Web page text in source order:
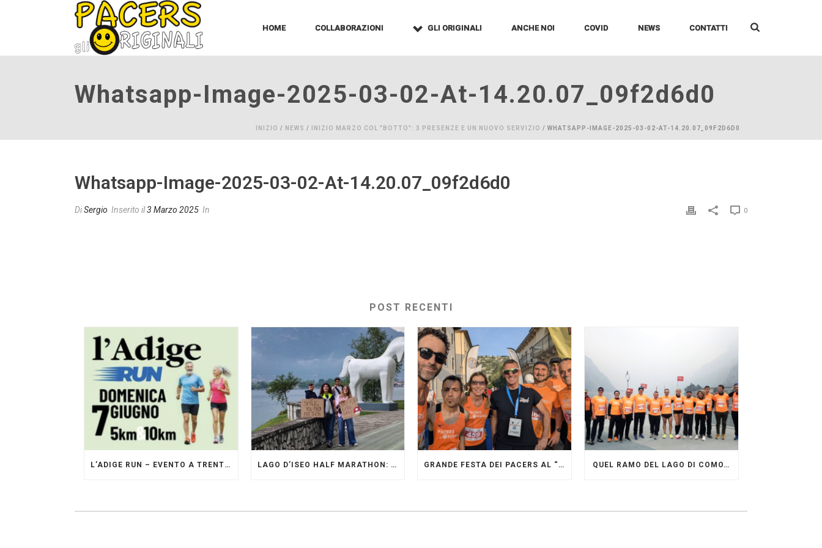
HOME COLLABORAZIONI GLI ORIGINALI ANCHE NOI COVID NEWS CONTATTI
Whatsapp-Image-2025-03-02-At-14.20.07_09f2d6d0
INIZIO / NEWS / INIZIO MARZO COL "BOTTO": 3 PRESENZE E UN NUOVO SERVIZIO / WHATSAPP-IMAGE-2025-03-02-AT-14.20.07_09F2D6D0
Whatsapp-Image-2025-03-02-At-14.20.07_09f2d6d0
DiSergio Inserito il3 Marzo 2025 In 0
POST RECENTI
L’ADIGE RUN – EVENTO A TRENTO GESTITO DAI PACERS GLI ORIGINALI LAGO D’ISEO HALF MARATHON: ORIGINALI PRESENTI GRANDE FESTA DEI PACERS AL “GARDA LAKE RUNNING FESTIVAL” QUEL RAMO DEL LAGO DI COMO…